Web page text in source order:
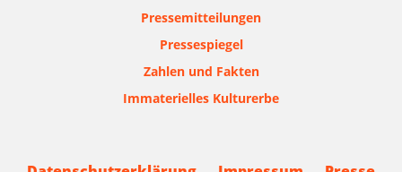
Pressemitteilungen
Pressespiegel
Zahlen und Fakten
Immaterielles Kulturerbe